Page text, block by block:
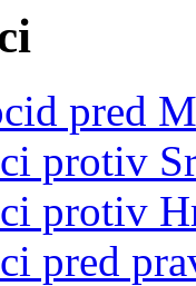
pred
protiv
protiv
pred